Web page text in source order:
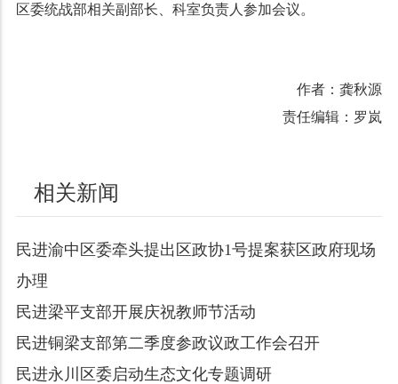
区委统战部相关副部长、科室负责人参加会议。
作者：龚秋源
责任编辑：罗岚
相关新闻
民进渝中区委牵头提出区政协1号提案获区政府现场
办理
民进梁平支部开展庆祝教师节活动
民进铜梁支部第二季度参政议政工作会召开
民进永川区委启动生态文化专题调研